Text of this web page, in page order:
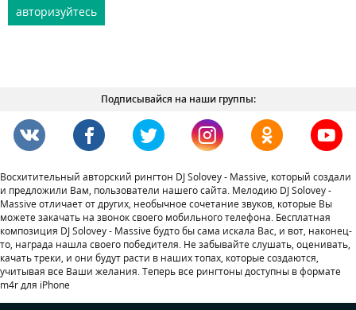
авторизуйтесь
Подписывайся на наши группы:
Восхитительный авторский рингтон DJ Solovey - Massive, который создали
и предложили Вам, пользователи нашего сайта. Мелодию DJ Solovey -
Massive отличает от других, необычное сочетание звуков, которые Вы
можете закачать на звонок своего мобильного телефона. Бесплатная
композиция DJ Solovey - Massive будто бы сама искала Вас, и вот, наконец-
то, награда нашла своего победителя. Не забывайте слушать, оценивать,
качать треки, и они будут расти в наших топах, которые создаются,
учитывая все Ваши желания. Теперь все рингтоны доступны в формате
m4r для iPhone